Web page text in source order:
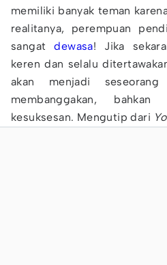
memiliki banyak teman
realitanya, perempuan
sangatdewasa! Jika
keren dan selalu
akan menjadi
membanggakan, bahkan
kesuksesan. Mengutip dari